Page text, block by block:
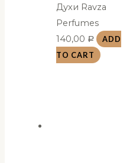
Духи Ravza
Perfumes
140,00 Р
ADD
TO CART